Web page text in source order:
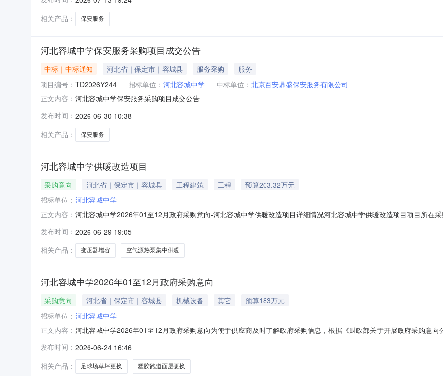
北丰台印刷厂11幢二层202室联系方式：010-69365113六、合同主要信息主要标的名称：河北容城中学保安服务采购
相关产品：
保安服务
河北容城中学保安服务采购项目成交公告
中标｜中标通知 河北省｜保定市｜容城县 服务采购
服务
项目编号： TD2026Y244 招标单位： 河北容城中学 中标单位： 北京百安鼎盛保安服务有限公司
正文内容： 河北容城中学保安服务采购项目成交公告
发布时间： 2026-06-30 10:38
相关产品：
保安服务
河北容城中学供暖改造项目
采购意向 河北省｜保定市｜容城县 工程建筑 工程
预算203.32万元
招标单位： 河北容城中学
正文内容： 河北容城中学2026年01至12月政府采购意向-河北容城中学供暖改造项目详细情况河北容城中学供暖改造项目项目所在
间：2026-08备注：本次公开的采购意向是本单位政府采购工作的初步安排，具体采购项目情况以相关采购公告和采购文
发布时间： 2026-06-29 19:05
相关产品：
变压器增容 空气源热泵集中供暖
河北容城中学2026年01至12月政府采购意向
采购意向 河北省｜保定市｜容城县 机械设备 其它
预算183万元
招标单位： 河北容城中学
正文内容： 河北容城中学2026年01至12月政府采购意向为便于供应商及时了解政府采购信息，根据《财政部关于开展政府采购意
草坪更换等183.02026-08本次公开的采购意向是本单位政府采购工作的初步安排，具体采购项目情况以相关采购公告
发布时间： 2026-06-24 16:46
相关产品：
足球场草坪更换 塑胶跑道面层更换